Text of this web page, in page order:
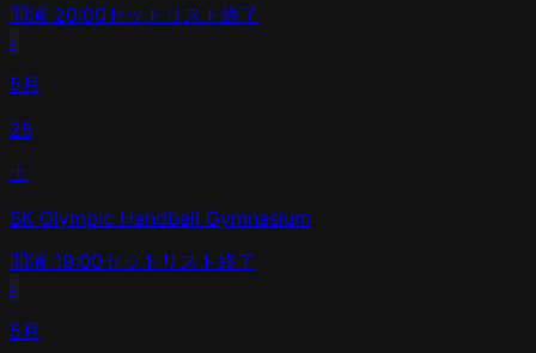
開演 20:00セットリスト 終了
›
5月
25
土
SK Olympic Handball Gymnasium
開演 19:00セットリスト 終了
›
5月